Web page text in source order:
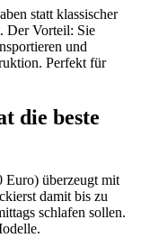
statt klassischer
Der Vorteil: Sie
und
Perfekt für
die beste
Euro) überzeugt mit
damit bis zu
schlafen sollen.